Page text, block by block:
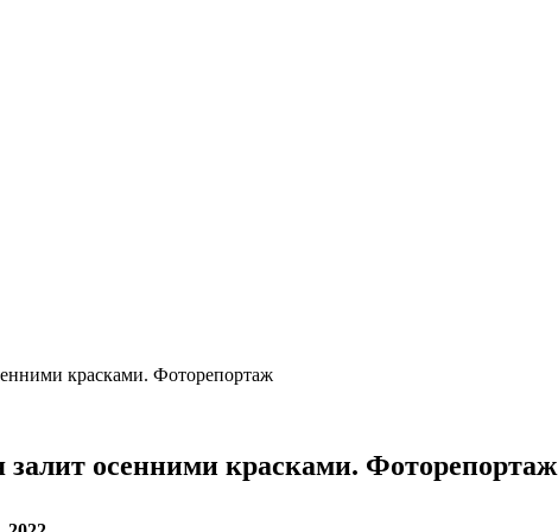
красками. Фоторепортаж
залит осенними красками. Фоторепортаж